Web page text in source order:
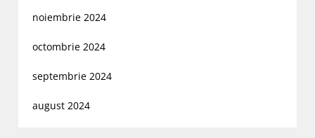
noiembrie 2024
octombrie 2024
septembrie 2024
august 2024